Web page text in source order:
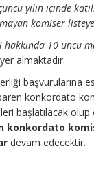
yılın içinde
komiser
10 uncu
almaktadır.
başvurularına
konkordato
başlatılacak olup
konkordato
devam edecektir.